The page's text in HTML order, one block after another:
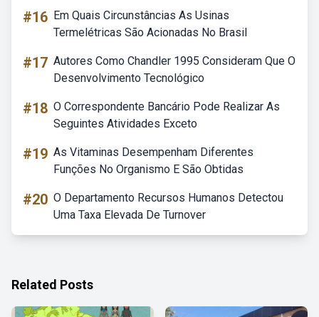
#16 Em Quais Circunstâncias As Usinas
Termelétricas São Acionadas No Brasil
#17 Autores Como Chandler 1995 Consideram Que O
Desenvolvimento Tecnológico
#18 O Correspondente Bancário Pode Realizar As
Seguintes Atividades Exceto
#19 As Vitaminas Desempenham Diferentes
Funções No Organismo E São Obtidas
#20 O Departamento Recursos Humanos Detectou
Uma Taxa Elevada De Turnover
Related Posts